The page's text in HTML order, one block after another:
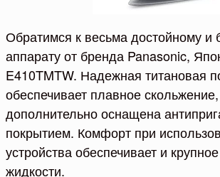
Обратимся к весьма достойному и
аппарату от бренда Panasonic,
E410TMTW. Надежная титановая
обеспечивает плавное
дополнительно оснащена
покрытием. Комфорт при
устройства обеспечивает и
жидкости.